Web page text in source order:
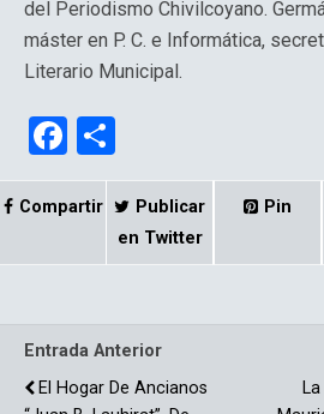
del Periodismo Chivilcoyano.
máster en P. C. e Informática,
Literario Municipal.
F
a
ce
k
o
m
p
Compartir
Publicar
en Twitter
Pin
Entrada Anterior
El Hogar De Ancianos